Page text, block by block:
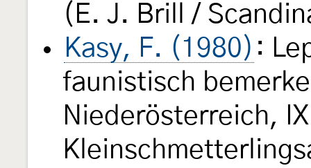
(E. J. Brill /
Kasy, F. (1980) :
faunistisch
Niederösterreich,